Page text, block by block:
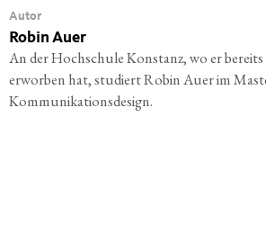
Autor
Robin Auer
An der Hoch­schu­le Kon­stanz, wo er
erwor­ben hat, stu­diert Robin Auer im
Kommunikationsdesign.